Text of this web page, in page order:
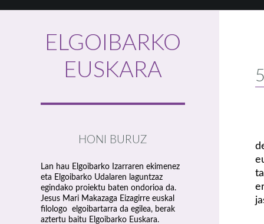
ELGOIBARKO
EUSKARA
HONI BURUZ
Lan hau Elgoibarko Izarraren ekimenez
eta Elgoibarko Udalaren laguntzaz
egindako proiektu baten ondorioa da.
Jesus Mari Makazaga Eizagirre euskal
filologo elgoibartarra da egilea, berak
aztertu baitu Elgoibarko Euskara.